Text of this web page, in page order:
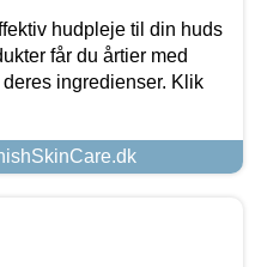
hudpleje til din huds
får du årtier med
ingredienser. Klik